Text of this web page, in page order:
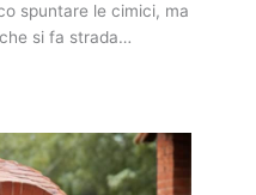
spuntare le cimici, ma
si fa strada…